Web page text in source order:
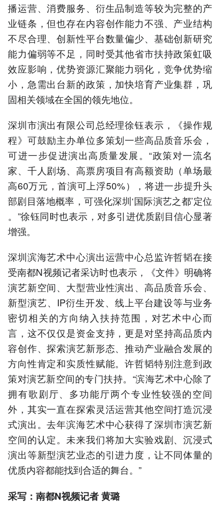
播运营、消费服务、衍生品制造等较为完整的产
业链条，但也存在内容创作能力不强、产业结构
不尽合理、创新性平台数量偏少、基础创新研究
能力偏弱等不足，同时受其他省市扶持政策虹吸
效应影响，优势资源汇聚能力弱化，竞争优势缩
小，急需出台新的政策，加快培育产业集群，巩
固相关领域在全国的领先地位。
深圳市演出有限公司总经理徐钰表示，《操作规
程》可鼓励主办单位多策划一些高品质音乐会，
可进一步促进演出高质量发展。“政策对一流名
家、千人剧场、高票房项目有高额资助（单场最
高60万元，首演可上浮50%），将进一步提升头
部剧目落地概率，可强化深圳‘国际演艺之都’定位
。”徐钰同时也表示，对多引进优质剧目信心显著
增强。
深圳滨海艺术中心演出运营中心总监许哲韬在接
受南都N视频记者采访时也表示，《文件》明确将
演艺新空间、大型营业性演出、高品质音乐会、
新型演艺、IP衍生开发、线上平台建设等与业务
密切相关的方向纳入扶持范围，对艺术中心而
言，这不仅仅是资金支持，更是对坚持高品质内
容创作、探索演艺新形态、推动产业融合发展的
方向性肯定和实质性赋能。许哲韬特别注意到政
策对演艺新空间的专门扶持。“滨海艺术中心除了
拥有歌剧厅、多功能厅两个专业性较强的空间
外，其实一直在探索灵活运营其他空间打造沉浸
式演出。去年滨海艺术中心获得了深圳市演艺新
空间的认定。未来我们将加大实验戏剧、沉浸式
演出等新型演艺业态的引进力度，让不同体量的
优质内容都能找到合适的舞台。”
采写：南都N视频记者 黄璐